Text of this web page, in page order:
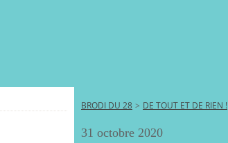
BRODI DU 28 > DE TOUT ET DE RIEN !
31 octobre 2020